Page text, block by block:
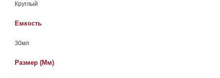
Круглый
Емкость
30мл
Размер (мм)